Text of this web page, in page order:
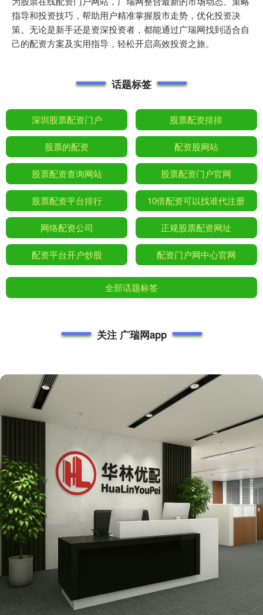
指导和投资技巧，帮助用户精准掌握股市走势，优化投资决
策。无论是新手还是资深投资者，都能通过广瑞网找到适合自
己的配资方案及实用指导，轻松开启高效投资之旅。
话题标签
深圳股票配资门户 股票配资排排
股票的配资 配资股网站
股票配资查询网站 股票配资门户官网
股票配资平台排行 10倍配资可以找谁代注册
网络配资公司 正规股票配资网址
配资平台开户炒股 配资门户网中心官网
全部话题标签
关注 广瑞网app